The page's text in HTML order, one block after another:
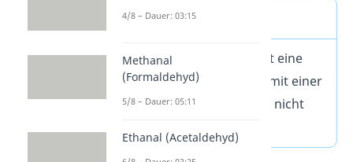
Definition
Ein Keton R
ist eine
chemische Verbindung mit einer
Carbonylgruppe CO, die nicht
4/8 – Dauer: 03:15
Methanal
(Formaldehyd)
5/8 – Dauer: 05:11
Ethanal (Acetaldehyd)